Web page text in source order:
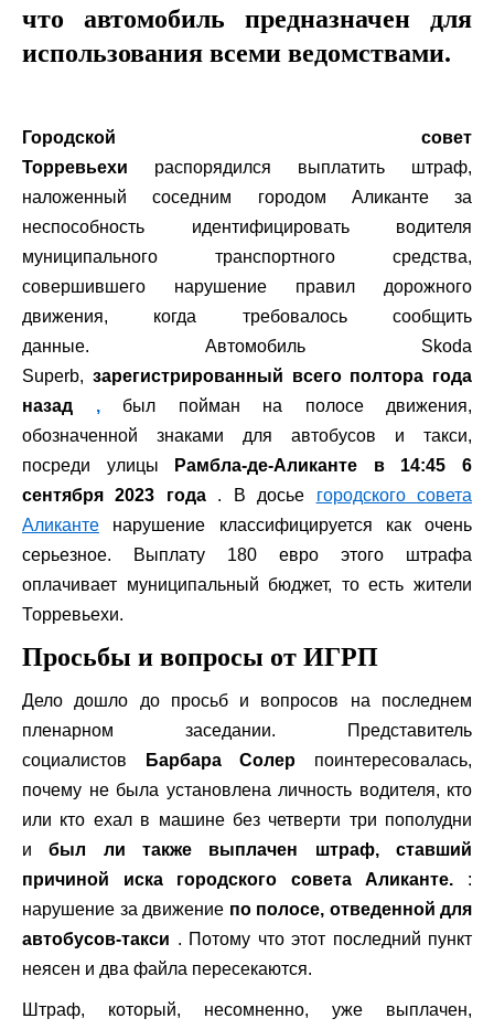
что автомобиль предназначен для
использования всеми ведомствами.
Городской совет
Торревьехи распорядился выплатить штраф,
наложенный соседним городом Аликанте за
неспособность идентифицировать водителя
муниципального транспортного средства,
совершившего нарушение правил дорожного
движения, когда требовалось сообщить
данные. Автомобиль Skoda
Superb, зарегистрированный всего полтора года
назад ,был пойман на полосе движения,
обозначенной знаками для автобусов и такси,
посреди улицы
Рамбла-де-Аликанте в 14:45 6
сентября 2023 года. В досье городского совета
Аликанте нарушение классифицируется как очень
серьезное. Выплату 180 евро этого штрафа
оплачивает муниципальный бюджет, то есть жители
Торревьехи.
Просьбы и вопросы от ИГРП
Дело дошло до просьб и вопросов на последнем
пленарном заседании. Представитель
социалистов
Барбара Солер поинтересовалась,
почему не была установлена ​​личность водителя, кто
или кто ехал в машине без четверти три пополудни
ибыл ли также выплачен штраф, ставший
причиной иска городского совета Аликанте. :
нарушение за движение по полосе, отведенной для
автобусов-такси . Потому что этот последний пункт
неясен и два файла пересекаются.
Штраф, который, несомненно, уже выплачен,